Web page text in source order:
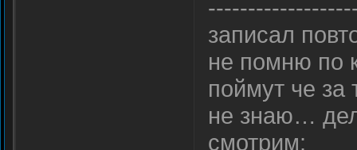
записал
не помню по
поймут че
не знаю…
смотрим: